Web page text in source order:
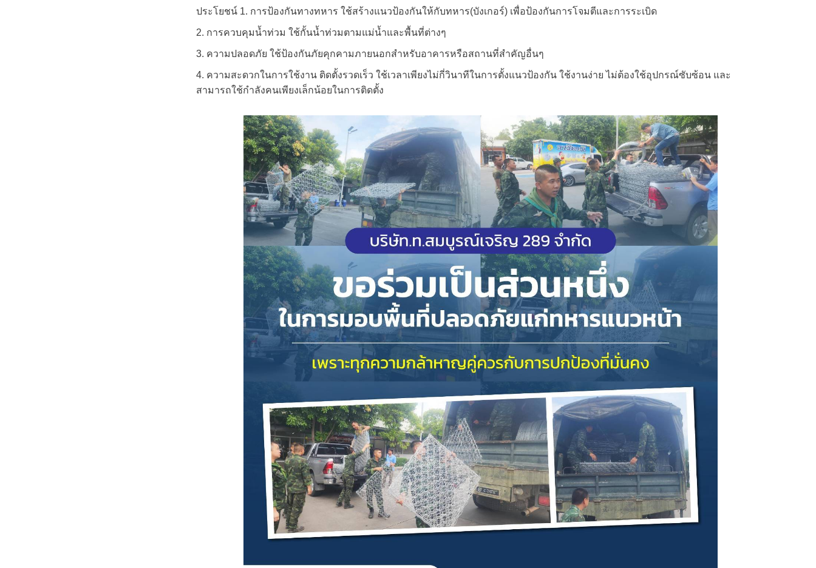
ประโยชน์ 1. การป้องกันทางทหาร ใช้สร้างแนวป้องกันให้กับทหาร(บังเกอร์) เพื่อป้องกันการโจมตีและการระเบิด
2. การควบคุมน้ำท่วม ใช้กั้นน้ำท่วมตามแม่น้ำและพื้นที่ต่างๆ
3. ความปลอดภัย ใช้ป้องกันภัยคุกคามภายนอกสำหรับอาคารหรือสถานที่สำคัญอื่นๆ
4. ความสะดวกในการใช้งาน ติดตั้งรวดเร็ว ใช้เวลาเพียงไม่กี่วินาทีในการตั้งแนวป้องกัน ใช้งานง่าย ไม่ต้องใช้อุปกรณ์ซับซ้อน และ
สามารถใช้กำลังคนเพียงเล็กน้อยในการติดตั้ง